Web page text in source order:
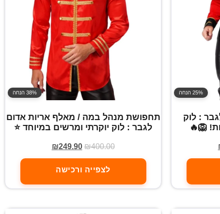
25% הנחה
: לוק
🦁🔥
38% הנחה
תחפושת מנהל במה / מאלף אריות אדום
לגבר : לוק יוקרתי ומרשים במיוחד ⭐
₪400.00
₪249.90
לצפייה ורכישה